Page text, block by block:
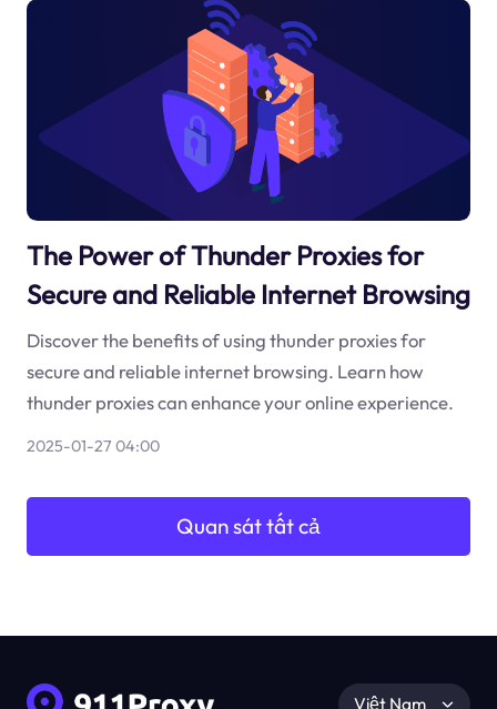
The Power of Thunder Proxies for
Secure and Reliable Internet Browsing
Discover the benefits of using thunder proxies for
secure and reliable internet browsing. Learn how
thunder proxies can enhance your online experience.
2025-01-27 04:00
Quan sát tất cả
Việt Nam